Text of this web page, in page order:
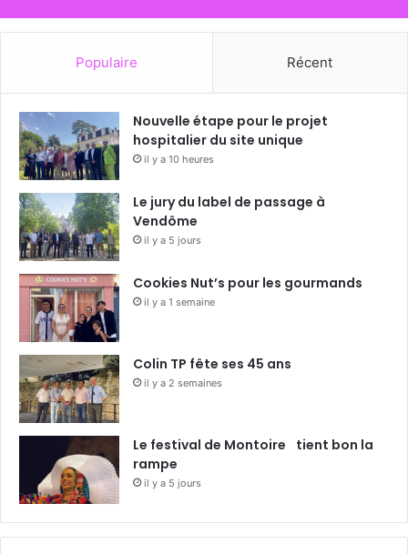
Populaire Récent
Nouvelle étape pour le projet
hospitalier du site unique
il y a 10 heures
Le jury du label de passage à
Vendôme
il y a 5 jours
Cookies Nut’s pour les gourmands
il y a 1 semaine
Colin TP fête ses 45 ans
il y a 2 semaines
Le festival de Montoire tient bon la
rampe
il y a 5 jours